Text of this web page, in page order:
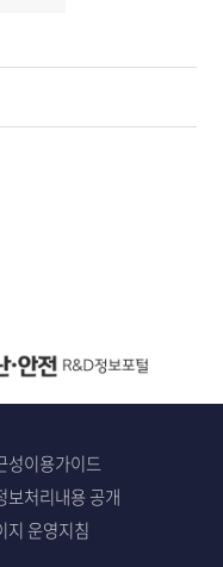
성이용가이드
보처리내용 공개
지 운영지침